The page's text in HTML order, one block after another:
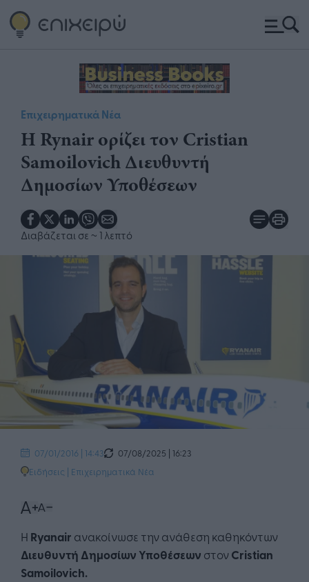
Επιχειρηματικά Νέα
Η Rynair ορίζει τον Cristian
Samoilovich Διευθυντή
Δημοσίων Υποθέσεων
Διαβάζεται σε ~ 1 λεπτό
07/01/2016 | 14:43
07/08/2025 | 16:23
Ειδήσεις | Επιχειρηματικά Νέα
Η Ryanair ανακοίνωσε την ανάθεση καθηκόντων
Διευθυντή Δημοσίων Υποθέσεων στονCristian
Samoilovich.